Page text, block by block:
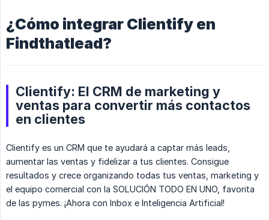
¿Cómo integrar Clientify en
Findthatlead?
Clientify: El CRM de marketing y
ventas para convertir más contactos
en clientes
Clientify es un CRM que te ayudará a captar más leads,
aumentar las ventas y fidelizar a tus clientes. Consigue
resultados y crece organizando todas tus ventas, marketing y
el equipo comercial con la SOLUCIÓN TODO EN UNO, favorita
de las pymes. ¡Ahora con Inbox e Inteligencia Artificial!